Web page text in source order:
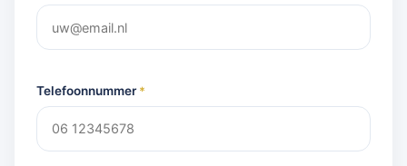
Telefoonnummer *